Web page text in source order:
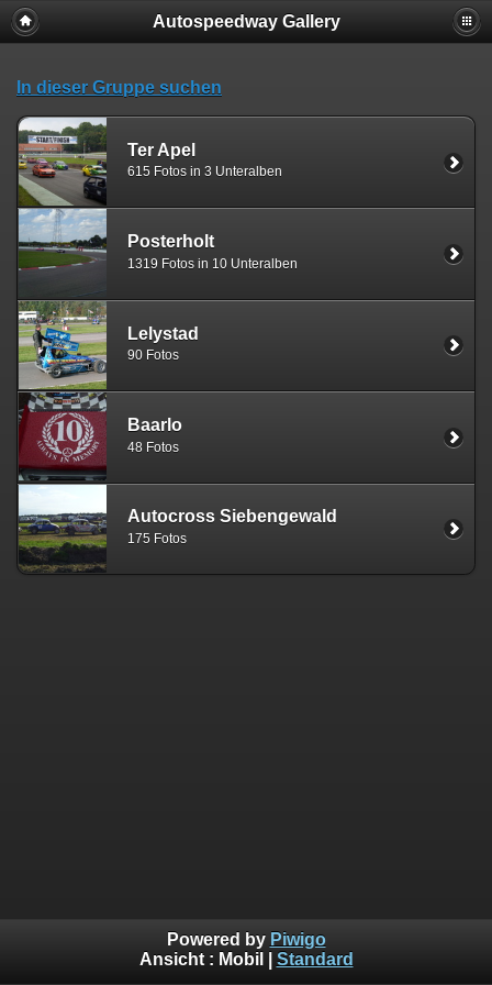
Autospeedway Gallery
In dieser Gruppe suchen
Ter Apel
615 Fotos in 3 Unteralben
Posterholt
1319 Fotos in 10 Unteralben
Lelystad
90 Fotos
Baarlo
48 Fotos
Autocross Siebengewald
175 Fotos
Powered by Piwigo
Ansicht : Mobil Standard